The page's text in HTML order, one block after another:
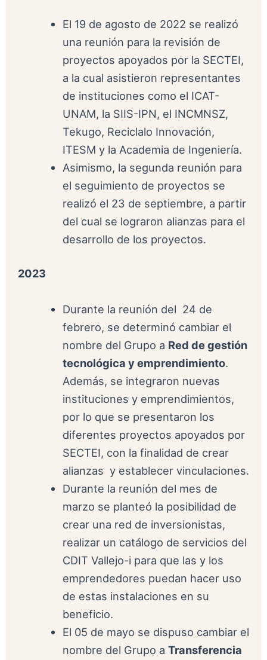
El 19 de agosto de 2022 se realizó
una reunión para la revisión de
proyectos apoyados por la SECTEI,
a la cual asistieron representantes
de instituciones como el ICAT-
UNAM, la SIIS-IPN, el INCMNSZ,
Tekugo, Reciclalo Innovación,
ITESM y la Academia de Ingeniería.
Asimismo, la segunda reunión para
el seguimiento de proyectos se
realizó el 23 de septiembre, a partir
del cual se lograron alianzas para el
desarrollo de los proyectos.
2023
Durante la reunión del 24 de
febrero, se determinó cambiar el
nombre del Grupo a Red de gestión
tecnológica y emprendimiento.
Además, se integraron nuevas
instituciones y emprendimientos,
por lo que se presentaron los
diferentes proyectos apoyados por
SECTEI, con la finalidad de crear
alianzas y establecer vinculaciones.
Durante la reunión del mes de
marzo se planteó la posibilidad de
crear una red de inversionistas,
realizar un catálogo de servicios del
CDIT Vallejo-i para que las y los
emprendedores puedan hacer uso
de estas instalaciones en su
beneficio.
El 05 de mayo se dispuso cambiar el
nombre del Grupo a Transferencia